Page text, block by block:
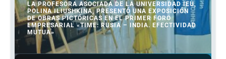
LA PROFESORA ASOCIADA DE LA UNIVERSIDAD IEU,
POLINA ILIUSHKINA, PRESENTÓ UNA EXPOSICIÓN
DE OBRAS PICTÓRICAS EN EL PRIMER FORO
EMPRESARIAL «TIME: RUSIA – INDIA. EFECTIVIDAD
MUTUA»